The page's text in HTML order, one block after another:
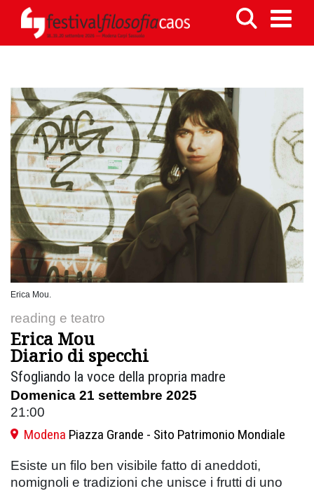
Erica Mou.
reading e teatro
Erica Mou
Diario di specchi
Sfogliando la voce della propria madre
Domenica 21 settembre 2025
21:00
Modena Piazza Grande - Sito Patrimonio Mondiale
Esiste un filo ben visibile fatto di aneddoti,
nomignoli e tradizioni che unisce i frutti di uno